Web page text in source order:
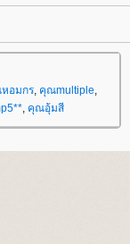
อมกร, คุณmultiple,
, คุณอุ้มสี